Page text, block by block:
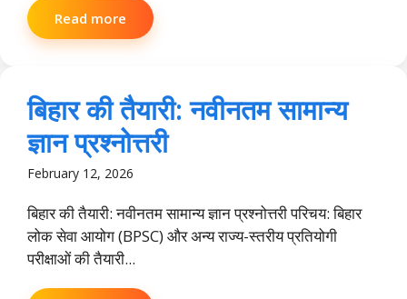
Read more
बिहार की तैयारी: नवीनतम सामान्य
ज्ञान प्रश्नोत्तरी
February 12, 2026
बिहार की तैयारी: नवीनतम सामान्य ज्ञान प्रश्नोत्तरी परिचय: बिहार
लोक सेवा आयोग (BPSC) और अन्य राज्य-स्तरीय प्रतियोगी
परीक्षाओं की तैयारी...